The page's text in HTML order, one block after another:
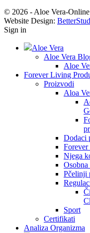
© 2026 - Aloe Vera-
Website Design:
Sign in
Aloe Vera
Aloe Vera
Aloe
Forever Living
Proizvodi
Aloa
Dodaci
Forever
Njega
Pčelinji
Sport
Certifikati
Analiza Organizma